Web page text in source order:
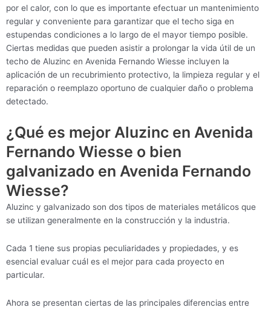
por el calor, con lo que es importante efectuar un mantenimiento
regular y conveniente para garantizar que el techo siga en
estupendas condiciones a lo largo de el mayor tiempo posible.
Ciertas medidas que pueden asistir a prolongar la vida útil de un
techo de Aluzinc en Avenida Fernando Wiesse incluyen la
aplicación de un recubrimiento protectivo, la limpieza regular y el
reparación o reemplazo oportuno de cualquier daño o problema
detectado.
¿Qué es mejor Aluzinc en Avenida
Fernando Wiesse o bien
galvanizado en Avenida Fernando
Wiesse?
Aluzinc y galvanizado son dos tipos de materiales metálicos que
se utilizan generalmente en la construcción y la industria.
Cada 1 tiene sus propias peculiaridades y propiedades, y es
esencial evaluar cuál es el mejor para cada proyecto en
particular.
Ahora se presentan ciertas de las principales diferencias entre